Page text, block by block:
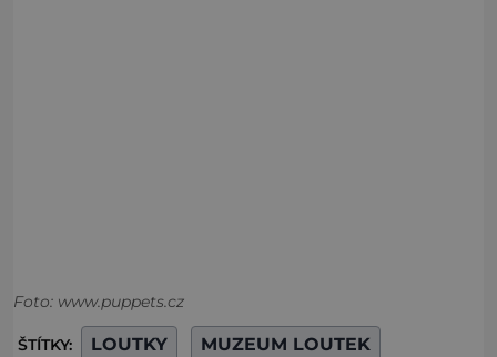
Foto: www.puppets.cz
ŠTÍTKY: LOUTKY MUZEUM LOUTEK